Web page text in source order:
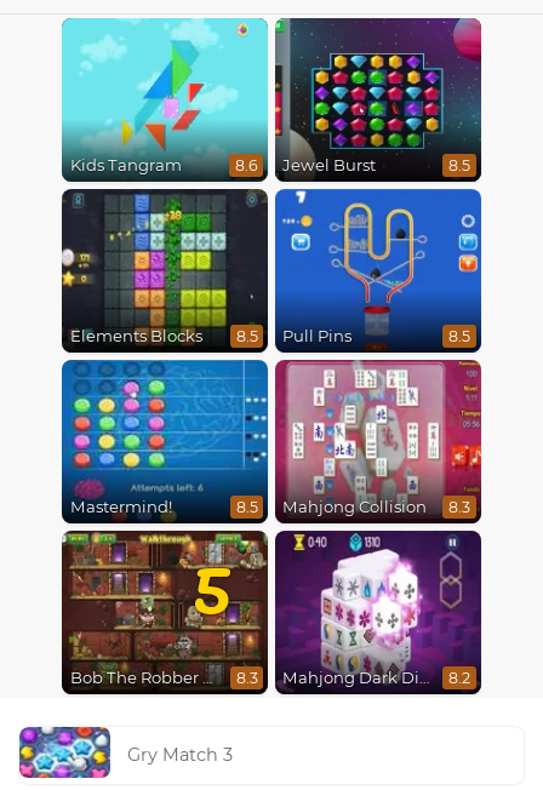
Kids Tangram 8.6 Jewel Burst 8.5
Elements Blocks 8.5 Pull Pins 8.5
Mastermind! 8.5 Mahjong Collision 8.3
5
Bob The Robber 5 The Temple Adventure 8.3 Mahjong Dark Dimensions 8.2
Gry Match 3